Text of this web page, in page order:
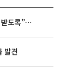
김정관 장관 “반도체 성과급, 주총 승인 받도록”…상법·자본시장법 개정 시사
발견